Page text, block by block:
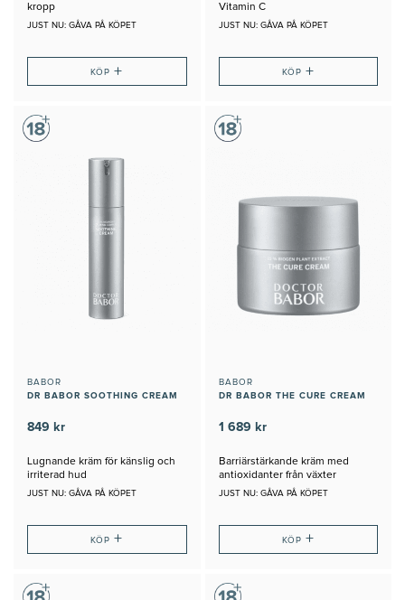
kropp
JUST NU: GÅVA PÅ KÖPET
KÖP+
Vitamin C
JUST NU: GÅVA PÅ KÖPET
KÖP +
BABOR
DR BABOR SOOTHING CREAM
849 kr
Lugnande kräm för känslig och
irriterad hud
JUST NU: GÅVA PÅ KÖPET
KÖP+
BABOR
DR BABOR THE CURE CREAM
1 689 kr
Barriärstärkande kräm med
antioxidanter från växter
JUST NU: GÅVA PÅ KÖPET
KÖP +